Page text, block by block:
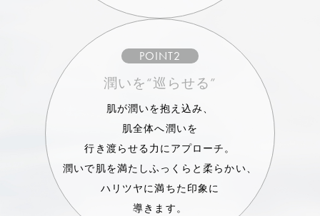
POINT2
潤いを“巡らせる”
肌が潤いを抱え込み、
肌全体へ潤いを
行き渡らせる力にアプローチ。
潤いで肌を満たしふっくらと柔らかい、
ハリツヤに満ちた印象に
導きます。